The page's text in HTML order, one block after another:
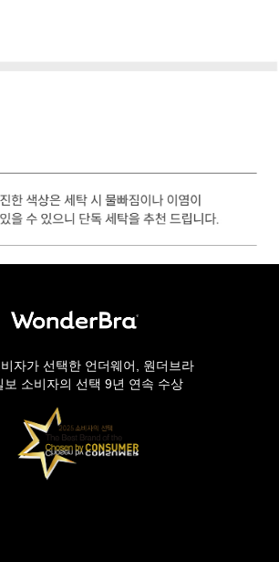
자가 선택한 언더웨어, 원더브라
보 소비자의 선택 9년 연속 수상